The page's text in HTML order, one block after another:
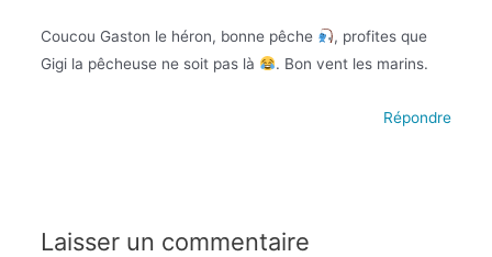
Coucou Gaston le héron, bonne pêche
, profites que
Gigi la pêcheuse ne soit pas là
. Bon vent les marins.
Répondre
Laisser un commentaire